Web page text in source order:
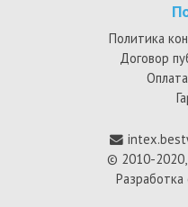
Политика
Договор
© 2010-2020,
Разработка